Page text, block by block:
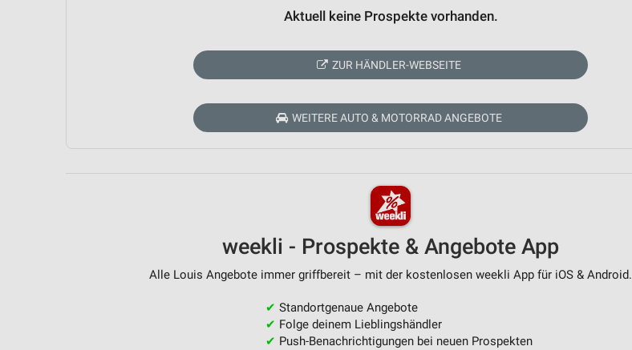
Aktuell keine Prospekte vorhanden.
ZUR HÄNDLER-WEBSEITE
WEITERE AUTO & MOTORRAD ANGEBOTE
weekli - Prospekte & Angebote App
Alle Louis Angebote immer griffbereit – mit der kostenlosen weekli App für iOS & Android.
✔ Standortgenaue Angebote
✔ Folge deinem Lieblingshändler
✔ Push-Benachrichtigungen bei neuen Prospekten